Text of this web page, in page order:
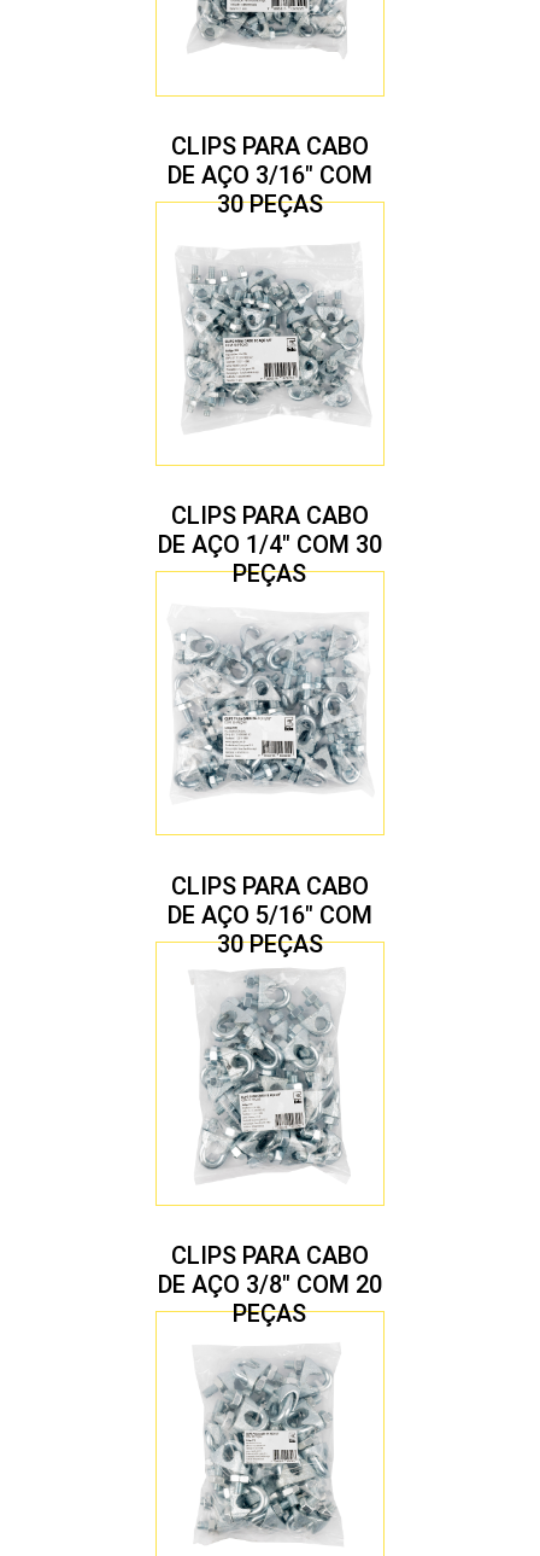
CLIPS PARA CABO
DE AÇO 3/16″ COM
30 PEÇAS
CLIPS PARA CABO
DE AÇO 1/4″ COM 30
PEÇAS
CLIPS PARA CABO
DE AÇO 5/16″ COM
30 PEÇAS
CLIPS PARA CABO
DE AÇO 3/8″ COM 20
PEÇAS